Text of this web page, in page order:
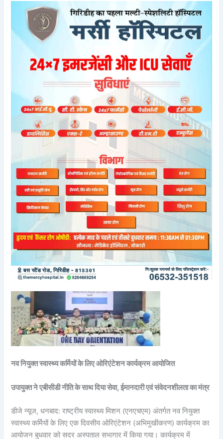
नव नियुक्त स्वास्थ्य कर्मियों के लिए ओरिएंटेशन कार्यक्रम आयोजित
उपायुक्त ने एबीसीडी नीति के साथ दिया सेवा, ईमानदारी एवं संवेदनशीलता का मंत्र
डीजे न्यूज, धनबाद: राष्ट्रीय स्वास्थ्य मिशन (एनएचएम) अंतर्गत नव नियुक्त
स्वास्थ्य कर्मियों के लिए एक दिवसीय ओरिएंटेशन (अभिमुखीकरण) कार्यक्रम का
आयोजन बुधवार को सदर अस्पताल सभागार में किया गया। कार्यक्रम में